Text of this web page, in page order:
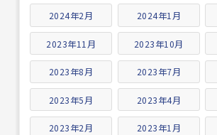
2024年2月 2024年1月
2023年11月 2023年10月
2023年8月 2023年7月
2023年5月 2023年4月
2023年2月 2023年1月